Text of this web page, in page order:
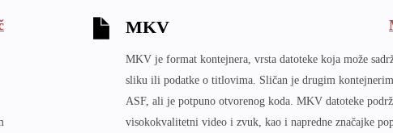
MKV
MKV je format kontejnera, vrsta datoteke koja može
sliku ili podatke o titlovima. Sličan je drugim
ASF, ali je potpuno otvorenog koda. MKV datoteke
visokokvalitetni video i zvuk, kao i napredne značajke